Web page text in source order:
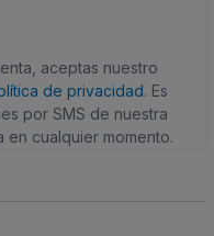
aceptas nuestro
de privacidad. Es
por SMS de nuestra
cualquier momento.